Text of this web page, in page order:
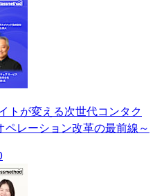
トが変える次世代コンタク
ペレーション改革の最前線～